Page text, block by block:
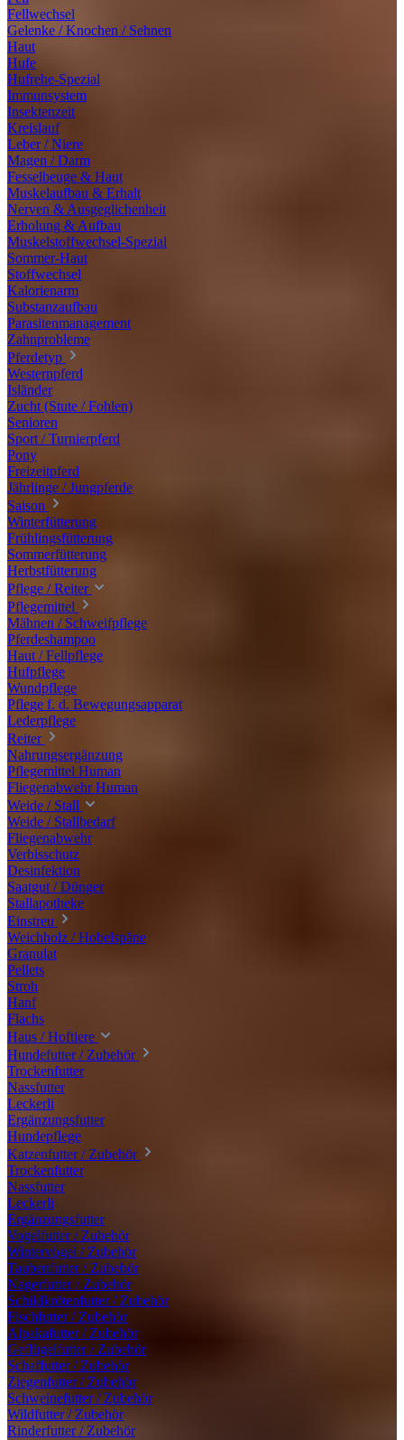
Fellwechsel
Gelenke / Knochen / Sehnen
Haut
Hufe
Hufrehe-Spezial
Immunsystem
Insektenzeit
Kreislauf
Leber / Niere
Magen / Darm
Fesselbeuge & Haut
Muskelaufbau & Erhalt
Nerven & Ausgeglichenheit
Erholung & Aufbau
Muskelstoffwechsel-Spezial
Sommer-Haut
Stoffwechsel
Kalorienarm
Substanzaufbau
Parasitenmanagement
Zahnprobleme
Pferdetyp
Westernpferd
Isländer
Zucht (Stute / Fohlen)
Senioren
Sport / Turnierpferd
Pony
Freizeitpferd
Jährlinge / Jungpferde
Saison
Winterfütterung
Frühlingsfütterung
Sommerfütterung
Herbstfütterung
Pflege / Reiter
Pflegemittel
Mähnen / Schweifpflege
Pferdeshampoo
Haut / Fellpflege
Hufpflege
Wundpflege
Pflege f. d. Bewegungsapparat
Lederpflege
Reiter
Nahrungsergänzung
Pflegemittel Human
Fliegenabwehr Human
Weide / Stall
Weide / Stallbedarf
Fliegenabwehr
Verbisschutz
Desinfektion
Saatgut / Dünger
Stallapotheke
Einstreu
Weichholz / Hobelspäne
Granulat
Pellets
Stroh
Hanf
Flachs
Haus / Hoftiere
Hundefutter / Zubehör
Trockenfutter
Nassfutter
Leckerli
Ergänzungsfutter
Hundepflege
Katzenfutter / Zubehör
Trockenfutter
Nassfutter
Leckerli
Ergänzungsfutter
Vogelfutter / Zubehör
Wintervögel / Zubehör
Taubenfutter / Zubehör
Nagerfutter / Zubehör
Schildkrötenfutter / Zubehör
Fischfutter / Zubehör
Alpakafutter / Zubehör
Geflügelfutter / Zubehör
Schaffutter / Zubehör
Ziegenfutter / Zubehör
Schweinefutter / Zubehör
Wildfutter / Zubehör
Rinderfutter / Zubehör